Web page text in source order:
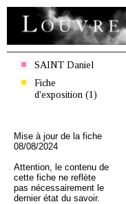
SAINT Daniel
Fiche
d'exposition (1)
Mise à jour de la fiche
08/08/2024
Attention, le contenu de
cette fiche ne reflète
pas nécessairement le
dernier état du savoir.